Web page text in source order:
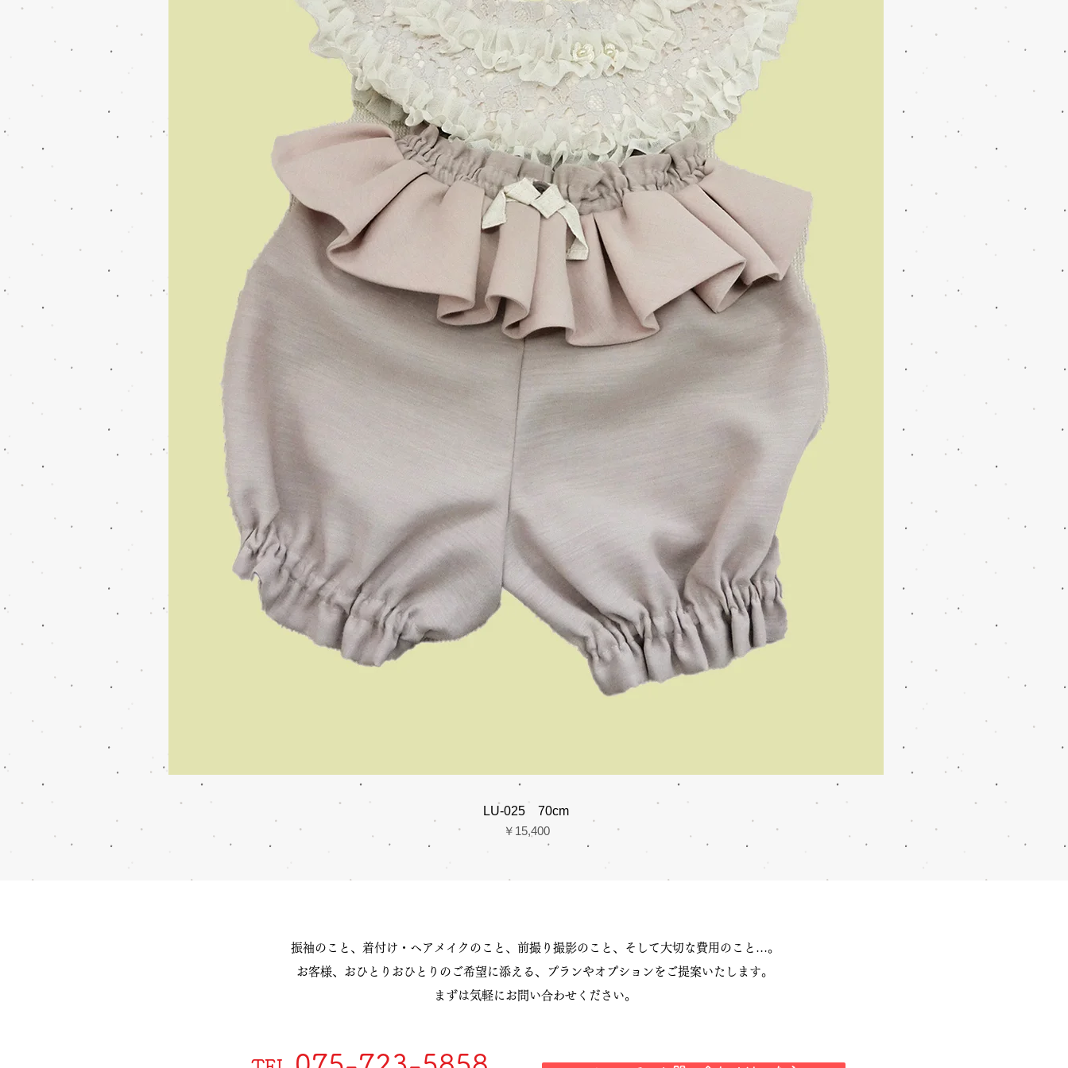
LU-025 70cm
価格
￥15,400
振袖のこと、着付け・ヘアメイクのこと、前撮り撮影のこと、そして大切な費用のこと…。
お客様、おひとりおひとりのご希望に添える、プランやオプションをご提案いたします。
まずは気軽にお問い合わせください。